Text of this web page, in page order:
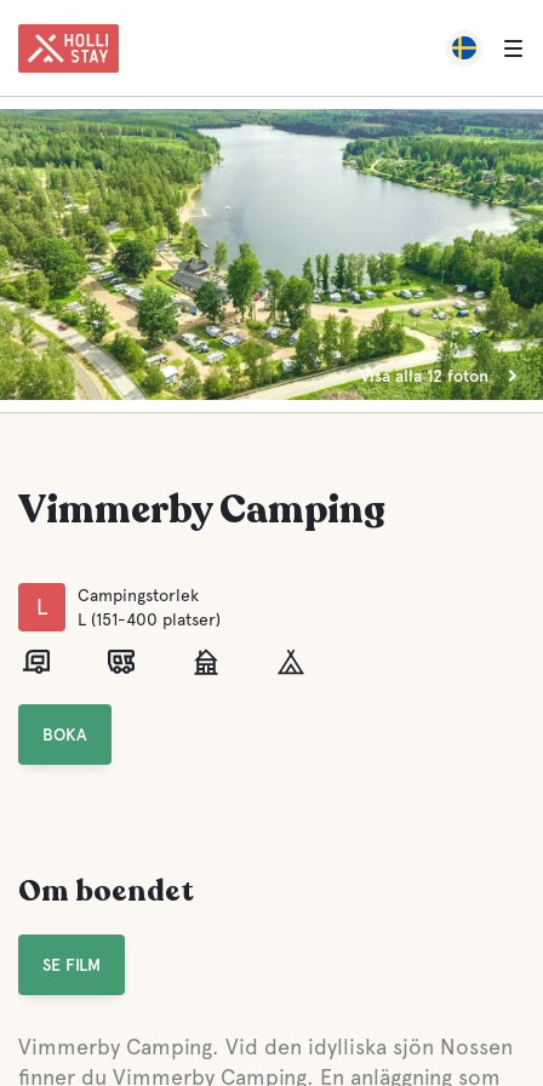
Visa alla 12 foton
Vimmerby Camping
L
Campingstorlek
L (151-400 platser)
BOKA
Om boendet
SE FILM
Vimmerby Camping. Vid den idylliska sjön Nossen
finner du Vimmerby Camping. En anläggning som